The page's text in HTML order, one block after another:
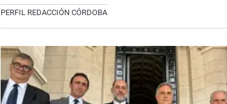
PERFIL REDACCIÓN CÓRDOBA